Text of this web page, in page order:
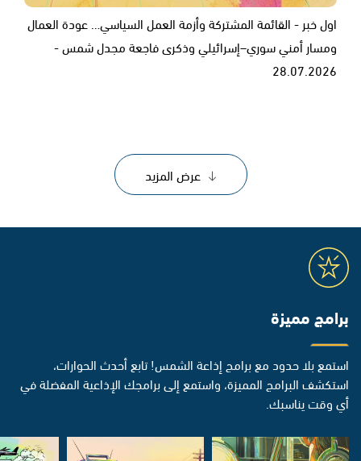
اول خبر - القائمة المشتركة وأزمة العمل السياسي… عودة العمال
ومسار أمني سوري–إسرائيلي وذكرى فاجعة مجدل شمس -
28.07.2026
عرض المزيد
برامج مميزة
استمع بلا حدود مع برامج إذاعة الشمس! تابع أحدث الحوارات،
استكشف البرامج المميزة، واستمع إلى برامجك الإذاعية المفضلة في
أي وقت يناسبك.